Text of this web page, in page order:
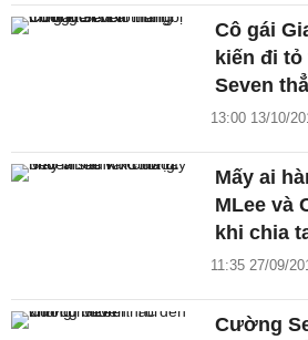
Cô gái
kiến đi
Seven
13:00 13/10/
Mấy ai
MLee và
khi chia
11:35 27/09/
Cường